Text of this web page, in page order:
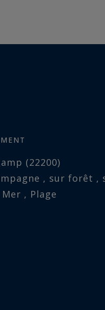
(22200)
, sur forêt ,
Mer , Plage